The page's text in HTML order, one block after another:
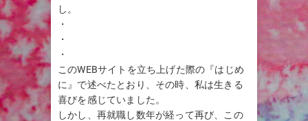
し。
・
・
・
このWEBサイトを立ち上げた際の『はじめ
に』で述べたとおり、その時、私は生きる
喜びを感じていました。
しかし、再就職し数年が経って再び、この